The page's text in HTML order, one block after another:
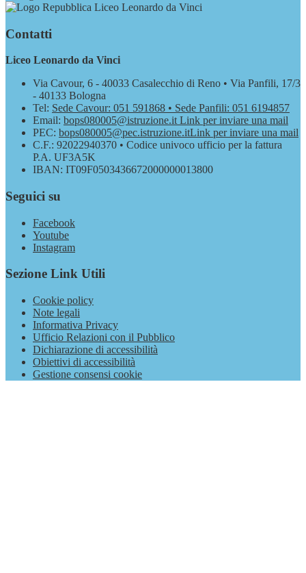
Liceo Leonardo da Vinci
Contatti
Liceo Leonardo da Vinci
Via Cavour, 6 - 40033 Casalecchio di Reno • Via Panfili, 17/3
- 40133 Bologna
Tel: Sede Cavour: 051 591868 • Sede Panfili: 051 6194857
Email: bops080005@istruzione.it Link per inviare una mail
PEC: bops080005@pec.istruzione.itLink per inviare una mail
C.F.: 92022940370 • Codice univoco ufficio per la fattura
P.A. UF3A5K
IBAN: IT09F0503436672000000013800
Seguici su
Facebook
Youtube
Instagram
Sezione Link Utili
Cookie policy
Note legali
Informativa Privacy
Ufficio Relazioni con il Pubblico
Dichiarazione di accessibilità
Obiettivi di accessibilità
Gestione consensi cookie